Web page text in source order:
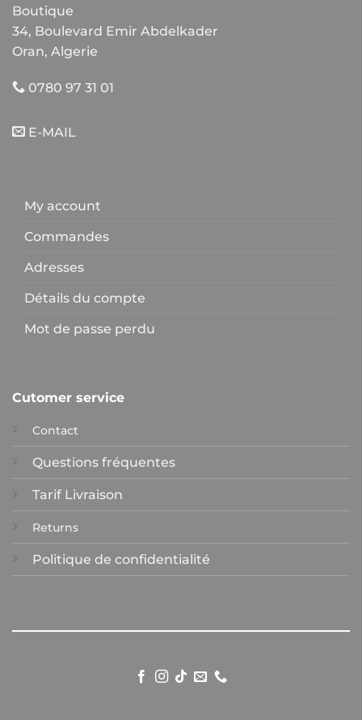
Boutique
34, Boulevard Emir Abdelkader
Oran, Algerie
0780 97 31 01
E-MAIL
My account
Commandes
Adresses
Détails du compte
Mot de passe perdu
Cutomer service
Contact
Questions fréquentes
Tarif Livraison
Returns
Politique de confidentialité